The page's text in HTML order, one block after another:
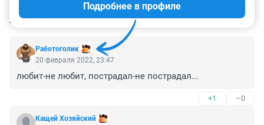
КОММЕНТАРИИ 6
Работоголик
Подробнее в профиле
20 февраля 2022, 23:47
любит-не любит, пострадал-не пострадал...
+1 –0
Кащей Хозяйский